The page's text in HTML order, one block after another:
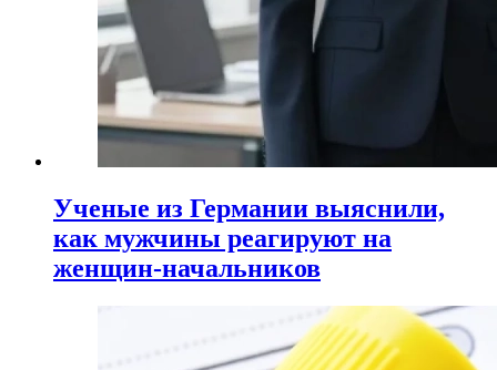
Ученые из Германии выяснили,
как мужчины реагируют на
женщин-начальников